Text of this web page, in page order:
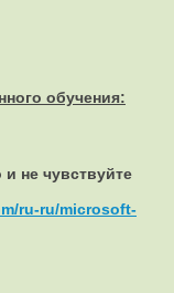
обучения:
не чувствуйте
ru-ru/microsoft-